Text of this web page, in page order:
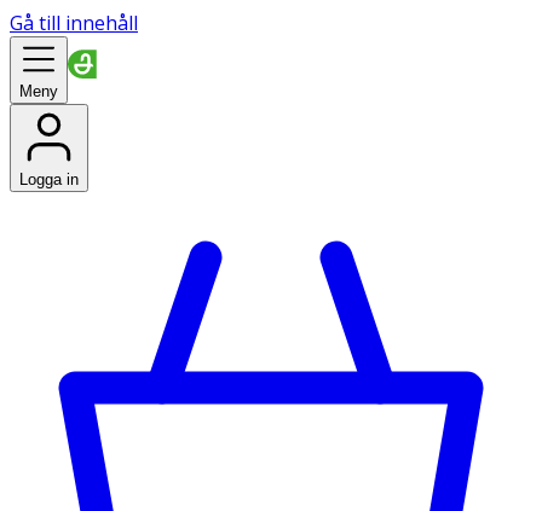
Gå till innehåll
Meny
Logga in